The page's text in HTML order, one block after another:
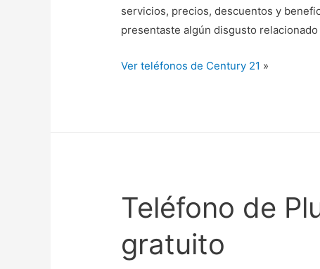
servicios, precios, descuentos y
presentaste algún disgusto
Ver teléfonos de Century 21 »
Teléfono de
gratuito